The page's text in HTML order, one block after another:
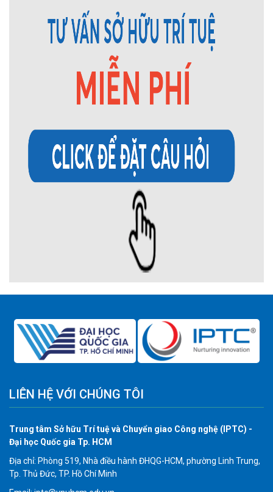
LIÊN HỆ VỚI CHÚNG TÔI
Trung tâm Sở hữu Trí tuệ và Chuyển giao Công nghệ (IPTC) -
Đại học Quốc gia Tp. HCM
Địa chỉ: Phòng 519, Nhà điều hành ĐHQG-HCM, phường Linh Trung,
Tp. Thủ Đức, TP. Hồ Chí Minh